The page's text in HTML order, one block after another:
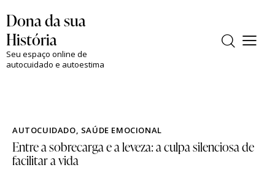
Dona da sua
História
Seu espaço online de
autocuidado e autoestima
AUTOCUIDADO, SAÚDE EMOCIONAL
Entre a sobrecarga e a leveza: a culpa silenciosa de
facilitar a vida